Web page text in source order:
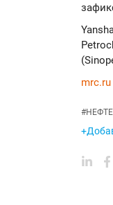
mrc.ru
#